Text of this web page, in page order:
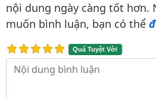
nội dung ngày càng tốt hơn.
muốn bình luận, bạn có thể
Quá Tuyệt Vời
Nội dung bình luận